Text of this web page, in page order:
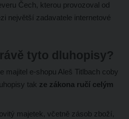
Čech, kterou provozoval od
největší zadavatele internetové
tyto dluhopisy?
majitel e-shopu Aleš Titlbach coby
tak ze zákona ručí celým
majetek, včetně zásob zboží,